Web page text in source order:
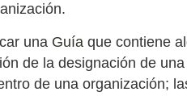
una Guía que contiene
de la designación de
de una organización;